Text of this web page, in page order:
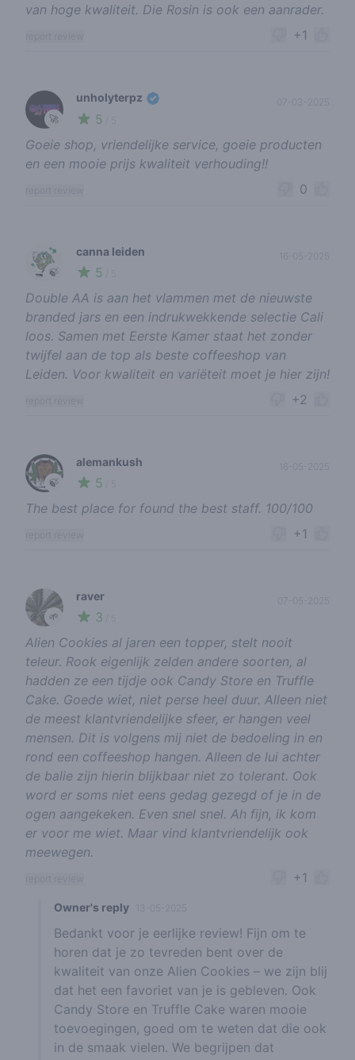
van hoge kwaliteit. Die Rosin is ook een aanrader.
+1
🚀
unholyterpz
5
07-03-2025
Goeie shop, vriendelijke service, goeie producten
en een mooie prijs kwaliteit verhouding!!
0
🍃
canna leiden
5
Double AA is aan het vlammen met de nieuwste
branded jars en een indrukwekkende selectie Cali
loos. Samen met Eerste Kamer staat het zonder
twijfel aan de top als beste coffeeshop van
Leiden. Voor kwaliteit en variëteit moet je hier zijn!
+2
🍃
alemankush
5
The best place for found the best staff. 100/100
+1
🌱
raver
3
Alien Cookies al jaren een topper, stelt nooit
teleur. Rook eigenlijk zelden andere soorten, al
hadden ze een tijdje ook Candy Store en Truffle
Cake. Goede wiet, niet perse heel duur. Alleen niet
de meest klantvriendelijke sfeer, er hangen veel
mensen. Dit is volgens mij niet de bedoeling in en
rond een coffeeshop hangen. Alleen de lui achter
de balie zijn hierin blijkbaar niet zo tolerant. Ook
word er soms niet eens gedag gezegd of je in de
ogen aangekeken. Even snel snel. Ah fijn, ik kom
er voor me wiet. Maar vind klantvriendelijk ook
meewegen.
+1
Owner's reply 13-05-2025
Bedankt voor je eerlijke review! Fijn om te
horen dat je zo tevreden bent over de
kwaliteit van onze Alien Cookies – we zijn blij
dat het een favoriet van je is gebleven. Ook
Candy Store en Truffle Cake waren mooie
toevoegingen, goed om te weten dat die ook
in de smaak vielen. We begrijpen dat